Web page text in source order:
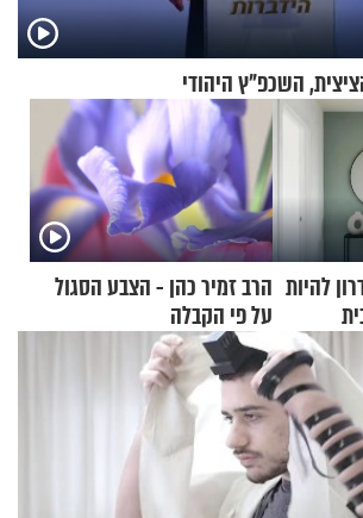
השכפ"ץ היהודי
להיות הרב זמיר כהן - הצבע הסגול
על פי הקבלה